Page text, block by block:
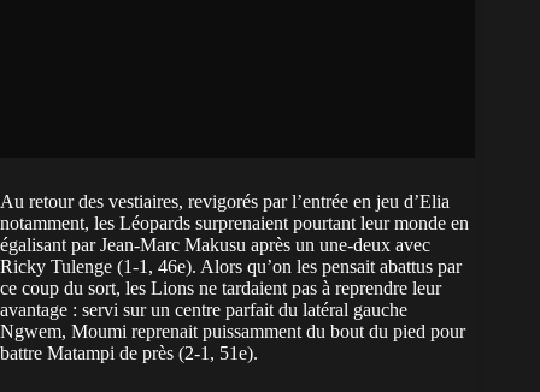
Au retour des vestiaires, revigorés par l’entrée en jeu d’Elia
notamment, les Léopards surprenaient pourtant leur monde en
égalisant par Jean-Marc Makusu après un une-deux avec
Ricky Tulenge (1-1, 46e). Alors qu’on les pensait abattus par
ce coup du sort, les Lions ne tardaient pas à reprendre leur
avantage : servi sur un centre parfait du latéral gauche
Ngwem, Moumi reprenait puissamment du bout du pied pour
battre Matampi de près (2-1, 51e).